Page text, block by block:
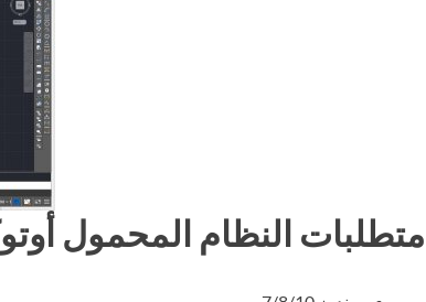
متطلبات النظام المحمول